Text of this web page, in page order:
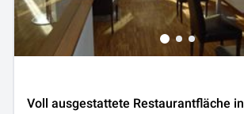
Voll ausgestattete Restaurantfläche in